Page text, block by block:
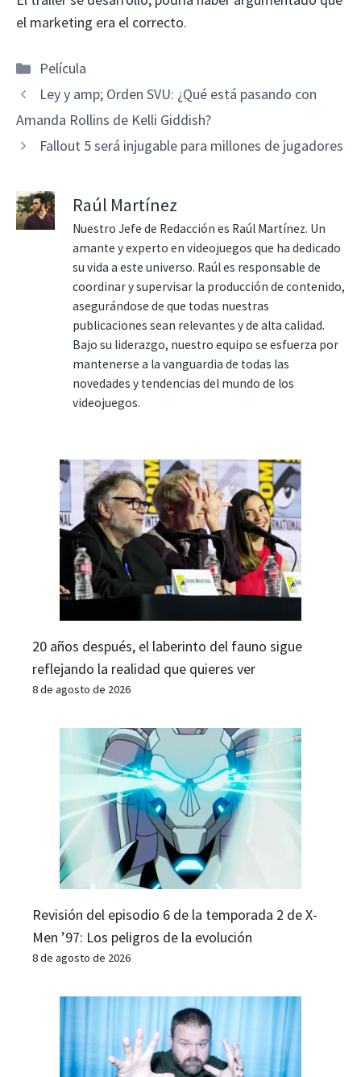
el marketing era el correcto.
Categorías
Película
Ley y amp; Orden SVU: ¿Qué está pasando con
Amanda Rollins de Kelli Giddish?
Fallout 5 será injugable para millones de jugadores
Raúl Martínez
Nuestro Jefe de Redacción es Raúl Martínez. Un
amante y experto en videojuegos que ha dedicado
su vida a este universo. Raúl es responsable de
coordinar y supervisar la producción de contenido,
asegurándose de que todas nuestras
publicaciones sean relevantes y de alta calidad.
Bajo su liderazgo, nuestro equipo se esfuerza por
mantenerse a la vanguardia de todas las
novedades y tendencias del mundo de los
videojuegos.
20 años después, el laberinto del fauno sigue
reflejando la realidad que quieres ver
8 de agosto de 2026
Revisión del episodio 6 de la temporada 2 de X-
Men ’97: Los peligros de la evolución
8 de agosto de 2026